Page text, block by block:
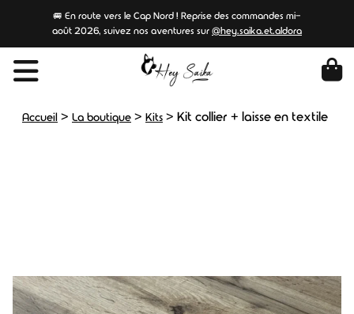
🚐 En route vers le Cap Nord ! Reprise des commandes mi-
août 2026, suivez nos aventures sur @hey.saika.et.aldora
Accueil > La boutique > Kits > Kit collier + laisse en textile